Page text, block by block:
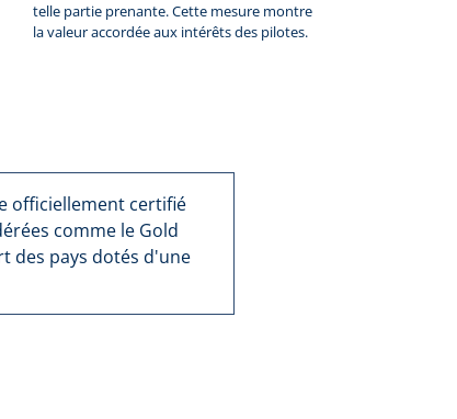
telle partie prenante. Cette mesure montre
la valeur accordée aux intérêts des pilotes.
officiellement certifié
comme le Gold
des pays dotés d'une